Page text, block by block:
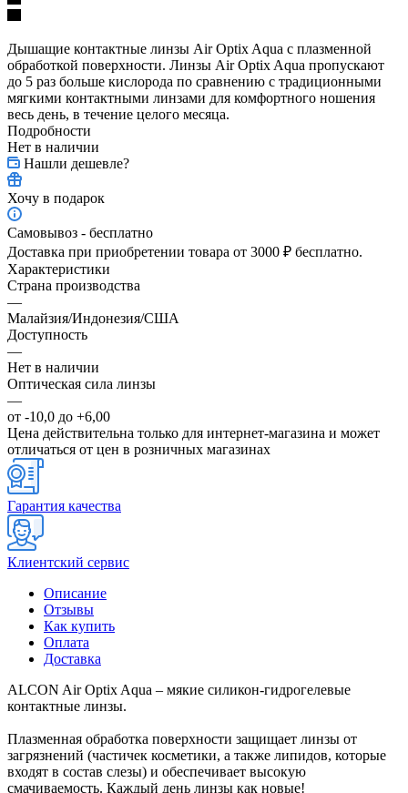
Дышащие контактные линзы Air Optix Aqua с плазменной
обработкой поверхности. Линзы Air Optix Aqua пропускают
до 5 раз больше кислорода по сравнению с традиционными
мягкими контактными линзами для комфортного ношения
весь день, в течение целого месяца.
Подробности
Нет в наличии
Нашли дешевле?
Хочу в подарок
Самовывоз - бесплатно
Доставка при приобретении товара от 3000 ₽ бесплатно.
Характеристики
Страна производства
—
Малайзия/Индонезия/США
Доступность
—
Нет в наличии
Оптическая сила линзы
—
от -10,0 до +6,00
Цена действительна только для интернет-магазина и может
отличаться от цен в розничных магазинах
Гарантия качества
Клиентский сервис
Описание
Отзывы
Как купить
Оплата
Доставка
ALCON Air Optix Aqua – мякие силикон-гидрогелевые
контактные линзы.
Плазменная обработка поверхности защищает линзы от
загрязнений (частичек косметики, а также липидов, которые
входят в состав слезы) и обеспечивает высокую
смачиваемость. Каждый день линзы как новые!